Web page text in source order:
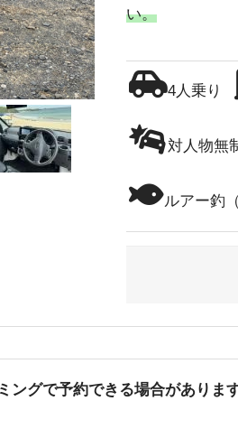
い。
4人乗り
対人物無
ルアー釣
ングで予約できる場合がありま